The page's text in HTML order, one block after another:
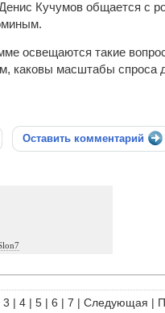
Кучумов общается с
освещаются такие
каковы масштабы спроса
Оставить комментарий
3 | 4 | 5 | 6 | 7 | Следующая |